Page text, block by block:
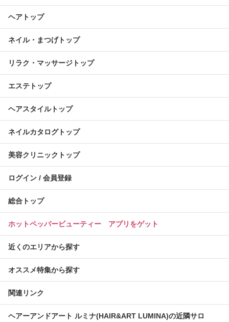
ヘアトップ
ネイル・まつげトップ
リラク・マッサージトップ
エステトップ
ヘアスタイルトップ
ネイルカタログトップ
美容クリニックトップ
ログイン / 会員登録
総合トップ
ホットペッパービューティー アプリをゲット
近くのエリアから探す
オススメ特集から探す
関連リンク
ヘアーアンドアート ルミナ(HAIR&ART LUMINA)の近隣サロ